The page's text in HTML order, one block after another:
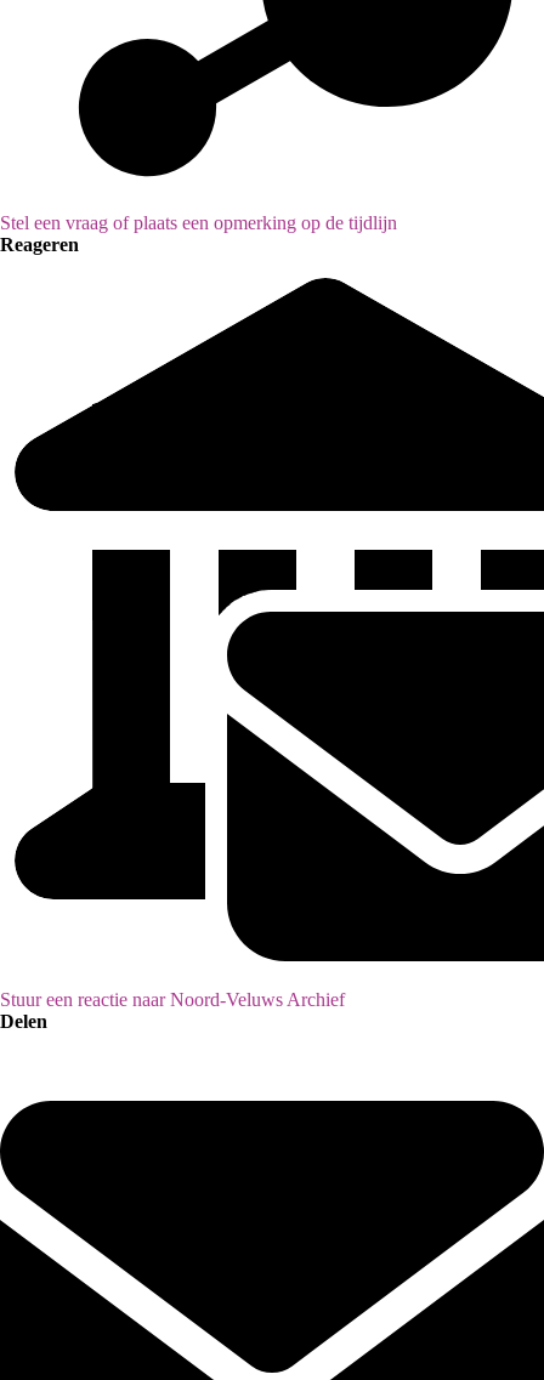
Stel een vraag of plaats een opmerking op de tijdlijn
Reageren
Stuur een reactie naar Noord-Veluws Archief
Delen